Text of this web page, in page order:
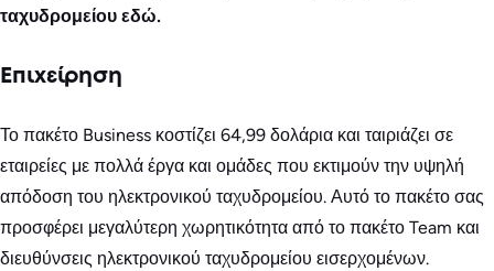
ταχυδρομείου εδώ.
Επιχείρηση
Το πακέτο Business κοστίζει 64,99 δολάρια και ταιριάζει σε
εταιρείες με πολλά έργα και ομάδες που εκτιμούν την υψηλή
απόδοση του ηλεκτρονικού ταχυδρομείου. Αυτό το πακέτο σας
προσφέρει μεγαλύτερη χωρητικότητα από το πακέτο Team και
διευθύνσεις ηλεκτρονικού ταχυδρομείου εισερχομένων.